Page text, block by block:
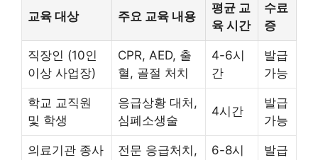
교육 대상 주요 교육 내용
평균 교
육 시간
수료
증
직장인 (10인
이상 사업장)
CPR, AED, 출
혈, 골절 처치
4-6시
간
발급
가능
학교 교직원
및 학생
응급상황 대처,
심폐소생술
4시간
발급
가능
의료기관 종사
전문 응급처치,
6-8시
발급